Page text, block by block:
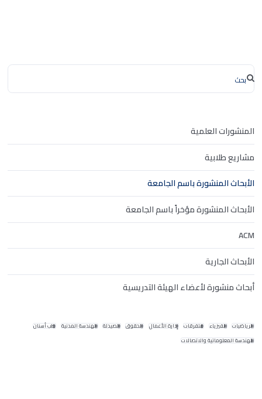
المنشورات العلمية
مشاريع طلابية
الأبحاث المنشورة باسم الجامعة
الأبحاث المنشورة مؤخراً باسم الجامعة
ACM
الأبحاث الجارية
أبحاث منشورة لأعضاء الهيئة التدريسية
الرياضيات الفيزياء متفرقات إدارة الأعمال الحقوق الصيدلة الهندسة المدنية طب أسنان
الهندسة المعلوماتية والاتصالات